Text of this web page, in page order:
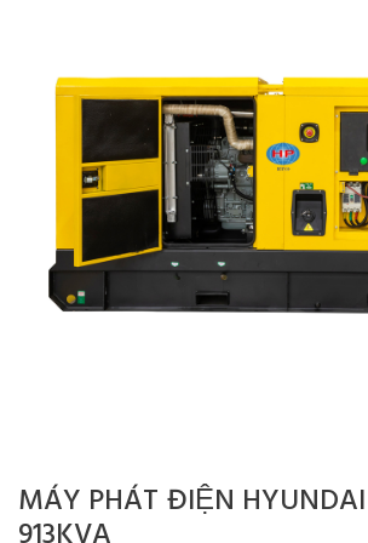
MÁY PHÁT ĐIỆN